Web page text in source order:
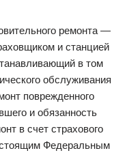
ремонта —
и станцией
в том
обслуживания
поврежденного
и обязанность
в счет страхового
Федеральным